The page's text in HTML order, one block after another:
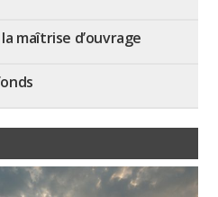
maîtrise d’ouvrage